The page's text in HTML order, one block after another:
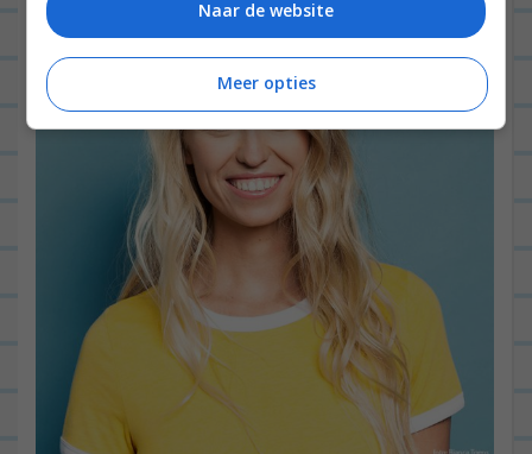
Naar de website
Meer opties